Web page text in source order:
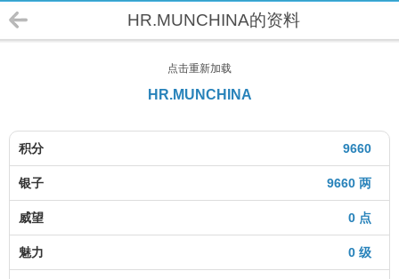
HR.MUNCHINA的资料
点击重新加载
HR.MUNCHINA
9660
积分
9660 两
银子
0 点
威望
0 级
魅力